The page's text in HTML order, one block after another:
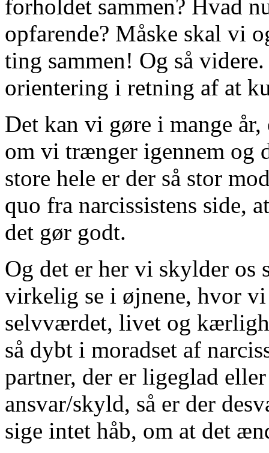
forholdet sammen? Hvad
opfarende? Måske skal vi
ting sammen! Og så
orientering i retning af at
Det kan vi gøre i mange
om vi trænger igennem og
store hele er der så stor
quo fra narcissistens side,
det gør godt.
Og det er her vi skylder os
virkelig se i øjnene, hvor
selvværdet, livet og
så dybt i moradset af
partner, der er ligeglad
ansvar/skyld, så er der
sige intet håb, om at det